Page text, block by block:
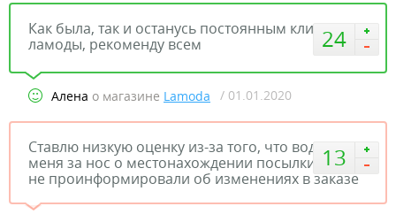
24
Как была, так и останусь постоянным клиентом
ламоды, рекоменду всем
Алена о магазине Lamoda / 01.01.2020
13
Ставлю низкую оценку из-за того, что водили
меня за нос о местонахождении посылки, а ещё
не проинформировали об изменениях в заказе